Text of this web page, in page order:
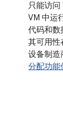
只能访问
VM 中运
代码和数
其可用性
设备制造
分配功能